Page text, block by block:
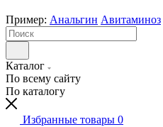
Пример: Анальгин Авитаминоз
Каталог
По всему сайту
По каталогу
Избранные товары 0